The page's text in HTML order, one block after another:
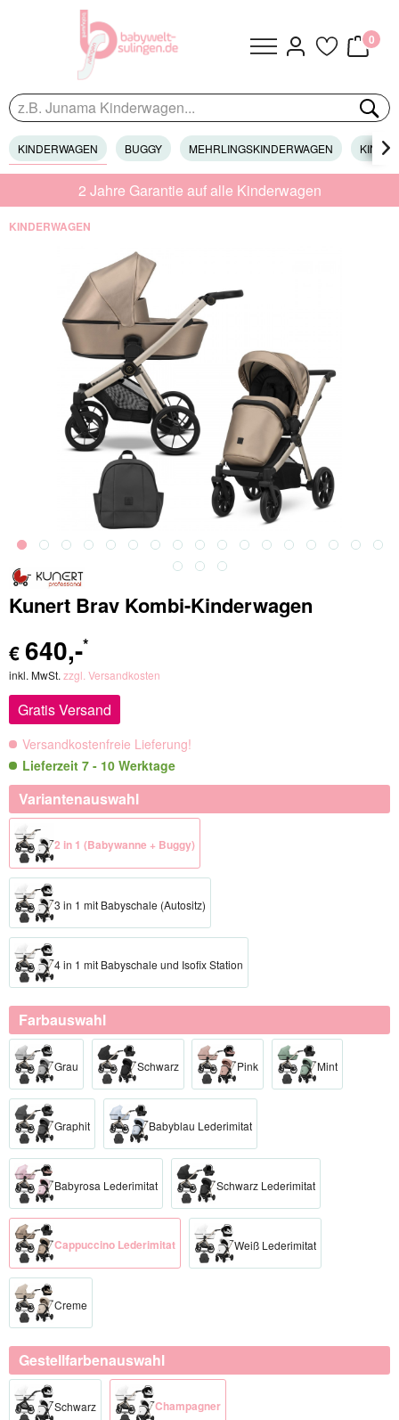
0
KINDERWAGEN BUGGY MEHRLINGSKINDERWAGEN 
2 Jahre Garantie auf alle Kinderwagen
KINDERWAGEN
Kunert Brav Kombi-Kinderwagen
€ 640,-*
inkl. MwSt. zzgl. Versandkosten
Gratis Versand
Versandkostenfreie Lieferung!
Lieferzeit 7 - 10 Werktage
Variantenauswahl
2 in 1 (Babywanne + Buggy)
3 in 1 mit Babyschale (Autositz)
4 in 1 mit Babyschale und Isofix Station
Farbauswahl
Grau Schwarz Pink Mint
Graphit Babyblau Lederimitat
Babyrosa Lederimitat Schwarz Lederimitat
Cappuccino Lederimitat Weiß Lederimitat
Creme
Gestellfarbenauswahl
Schwarz​ Champagner​